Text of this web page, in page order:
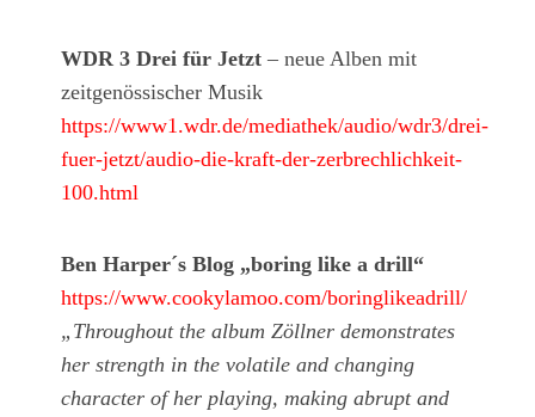
WDR 3 Drei für Jetzt – neue Alben mit
zeitgenössischer Musik
https://www1.wdr.de/mediathek/audio/wdr3/drei-
fuer-jetzt/audio-die-kraft-der-zerbrechlichkeit-
100.html
Ben Harper´s Blog „boring like a drill“
https://www.cookylamoo.com/boringlikeadrill/
„Throughout the album Zöllner demonstrates
her strength in the volatile and changing
character of her playing, making abrupt and